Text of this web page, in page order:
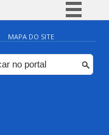
Simplifique!
Comunica BR
Participe
MAPA DO SITE